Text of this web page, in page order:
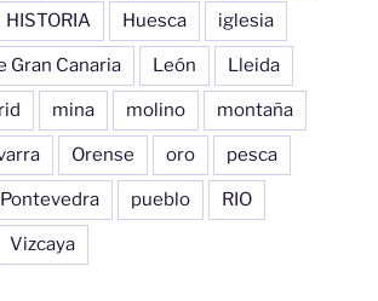
HISTORIA Huesca iglesia
Gran Canaria León Lleida
mina molino montaña
Orense oro pesca
Pontevedra pueblo RIO
Vizcaya